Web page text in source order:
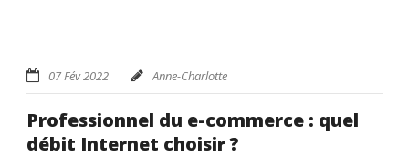
07 Fév 2022 Anne-Charlotte
Professionnel du e-commerce : quel
débit Internet choisir ?